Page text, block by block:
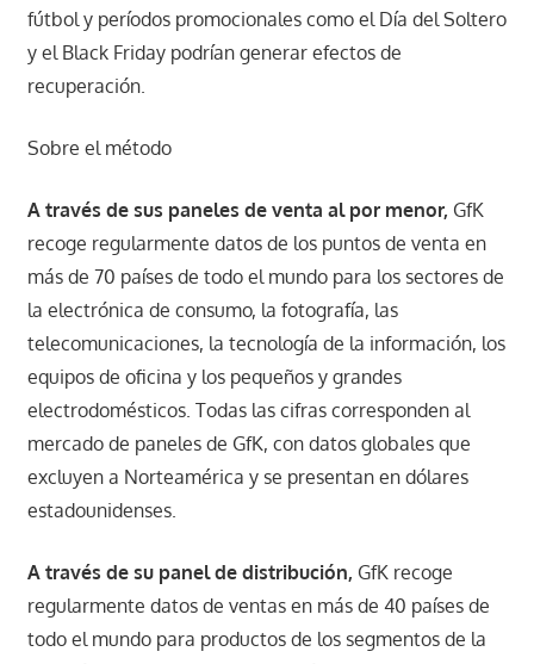
fútbol y períodos promocionales como el Día del Soltero
y el Black Friday podrían generar efectos de
recuperación.
Sobre el método
A través de sus paneles de venta al por menor, GfK
recoge regularmente datos de los puntos de venta en
más de 70 países de todo el mundo para los sectores de
la electrónica de consumo, la fotografía, las
telecomunicaciones, la tecnología de la información, los
equipos de oficina y los pequeños y grandes
electrodomésticos. Todas las cifras corresponden al
mercado de paneles de GfK, con datos globales que
excluyen a Norteamérica y se presentan en dólares
estadounidenses.
A través de su panel de distribución, GfK recoge
regularmente datos de ventas en más de 40 países de
todo el mundo para productos de los segmentos de la